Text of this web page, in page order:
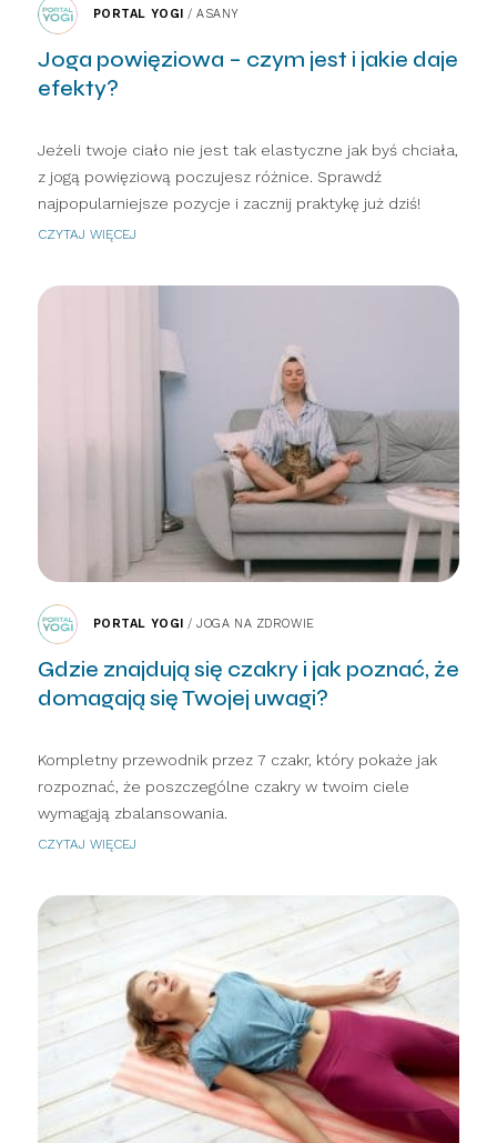
PORTAL YOGI /ASANY
Joga powięziowa – czym jest i jakie daje
efekty?
Jeżeli twoje ciało nie jest tak elastyczne jak byś chciała,
z jogą powięziową poczujesz różnice. Sprawdź
najpopularniejsze pozycje i zacznij praktykę już dziś!
CZYTAJ WIĘCEJ
PORTAL YOGI /JOGA NA ZDROWIE
Gdzie znajdują się czakry i jak poznać, że
domagają się Twojej uwagi?
Kompletny przewodnik przez 7 czakr, który pokaże jak
rozpoznać, że poszczególne czakry w twoim ciele
wymagają zbalansowania.
CZYTAJ WIĘCEJ